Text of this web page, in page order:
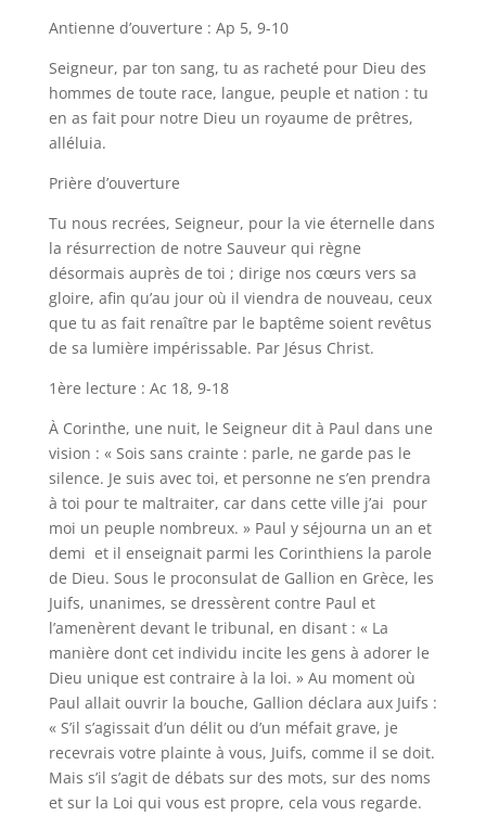
Antienne d’ouverture : Ap 5, 9-10
Seigneur, par ton sang, tu as racheté pour Dieu des
hommes de toute race, langue, peuple et nation : tu
en as fait pour notre Dieu un royaume de prêtres,
alléluia.
Prière d’ouverture
Tu nous recrées, Seigneur, pour la vie éternelle dans
la résurrection de notre Sauveur qui règne
désormais auprès de toi ; dirige nos cœurs vers sa
gloire, afin qu’au jour où il viendra de nouveau, ceux
que tu as fait renaître par le baptême soient revêtus
de sa lumière impérissable. Par Jésus Christ.
1ère lecture : Ac 18, 9-18
À Corinthe, une nuit, le Seigneur dit à Paul dans une
vision : « Sois sans crainte : parle, ne garde pas le
silence. Je suis avec toi, et personne ne s’en prendra
à toi pour te maltraiter, car dans cette ville j’ai pour
moi un peuple nombreux. » Paul y séjourna un an et
demi et il enseignait parmi les Corinthiens la parole
de Dieu. Sous le proconsulat de Gallion en Grèce, les
Juifs, unanimes, se dressèrent contre Paul et
l’amenèrent devant le tribunal, en disant : « La
manière dont cet individu incite les gens à adorer le
Dieu unique est contraire à la loi. » Au moment où
Paul allait ouvrir la bouche, Gallion déclara aux Juifs :
« S’il s’agissait d’un délit ou d’un méfait grave, je
recevrais votre plainte à vous, Juifs, comme il se doit.
Mais s’il s’agit de débats sur des mots, sur des noms
et sur la Loi qui vous est propre, cela vous regarde.